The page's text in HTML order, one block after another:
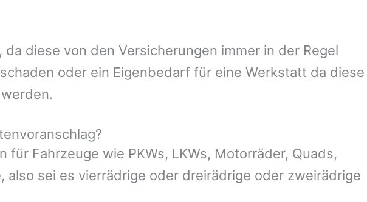
diese von den Versicherungen immer in der Regel
oder ein Eigenbedarf für eine Werkstatt da diese
für Fahrzeuge wie PKWs, LKWs, Motorräder, Quads,
also sei es vierrädrige oder dreirädrige oder zweirädrige